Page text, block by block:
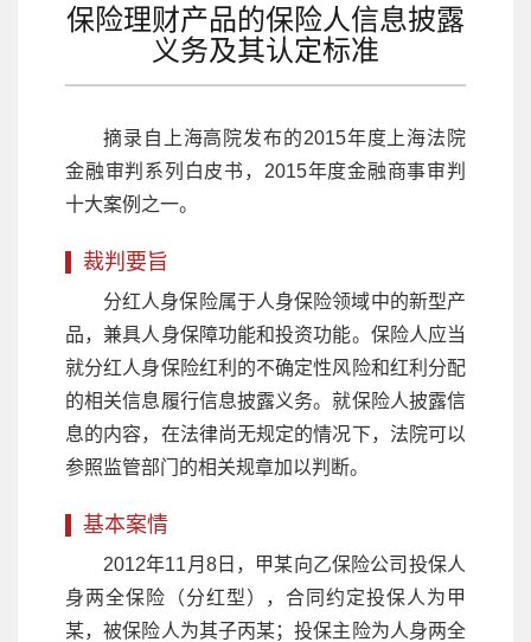
保险理财产品的保险人信息披露
义务及其认定标准
摘录自上海高院发布的2015年度上海法院
金融审判系列白皮书，2015年度金融商事审判
十大案例之一。
裁判要旨
分红人身保险属于人身保险领域中的新型产
品，兼具人身保障功能和投资功能。保险人应当
就分红人身保险红利的不确定性风险和红利分配
的相关信息履行信息披露义务。就保险人披露信
息的内容，在法律尚无规定的情况下，法院可以
参照监管部门的相关规章加以判断。
基本案情
2012年11月8日，甲某向乙保险公司投保人
身两全保险（分红型），合同约定投保人为甲
某，被保险人为其子丙某；投保主险为人身两全